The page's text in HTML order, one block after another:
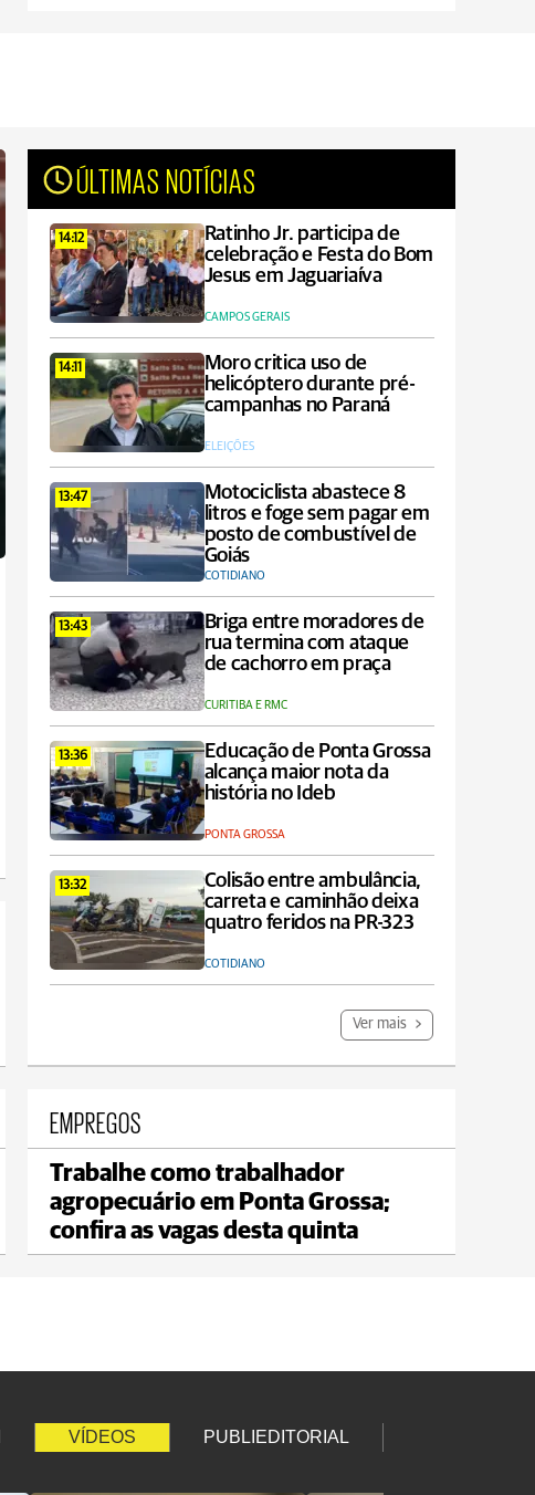
ÚLTIMAS NOTÍCIAS
14:12
Ratinho Jr. participa de
celebração e Festa do Bom
Jesus em Jaguariaíva
CAMPOS GERAIS
14:11
Moro critica uso de
helicóptero durante pré-
campanhas no Paraná
ELEIÇÕES
13:47
Motociclista abastece 8
litros e foge sem pagar em
posto de combustível de
Goiás
COTIDIANO
13:43
Briga entre moradores de
rua termina com ataque
de cachorro em praça
CURITIBA E RMC
13:36
Educação de Ponta Grossa
alcança maior nota da
história no Ideb
PONTA GROSSA
13:32
Colisão entre ambulância,
carreta e caminhão deixa
quatro feridos na PR-323
COTIDIANO
Ver mais
Jaguariaíva
max 22°C min 19°C
EMPREGOS
Trabalhe como trabalhador
agropecuário em Ponta Grossa;
confira as vagas desta quinta
VÍDEOS PUBLIEDITORIAL